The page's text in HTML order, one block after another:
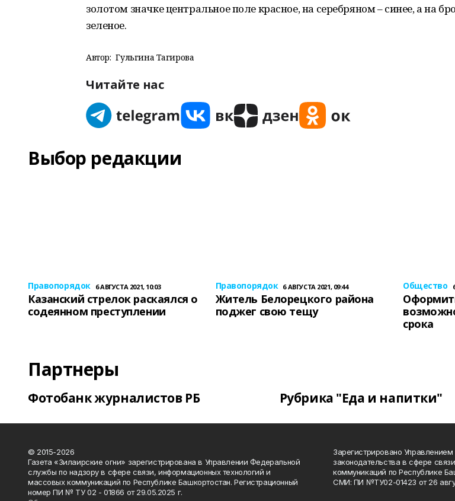
золотом значке центральное поле красное, на серебряном – синее, а на
зеленое.
Автор: Гульгина Тагирова
Читайте нас
Выбор редакции
Правопорядок 6 АВГУСТА 2021, 10:03
Казанский стрелок раскаялся о
содеянном преступлении
Правопорядок 6 АВГУСТА 2021, 09:44
Житель Белорецкого района
поджег свою тещу
Общество
срока
Партнеры
Фотобанк журналистов РБ Рубрика "Еда и напитки"
© 2015-2026
Газета «Зилаирские огни» зарегистрирована в Управлении Федеральной
службы по надзору в сфере связи, информационных технологий и
массовых коммуникаций по Республике Башкортостан. Регистрационный
номер ПИ № ТУ 02 - 01866 от 29.05.2025 г.
Зарегистрировано
законодательства в сфере
коммуникаций по Республике
СМИ: ПИ №ТУ02-01423 от 26